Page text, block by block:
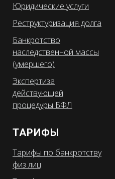
Юридические услуги
Реструктуризация долга
Банкротство
наследственной массы
(умершего)
Экспертиза
действующей
процедуры БФЛ
ТАРИФЫ
Тарифы по банкротству
физ лиц